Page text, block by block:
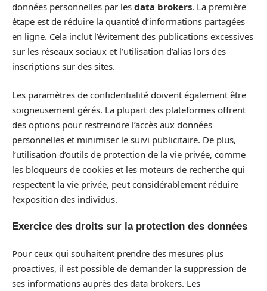
données personnelles par les data brokers. La première
étape est de réduire la quantité d’informations partagées
en ligne. Cela inclut l’évitement des publications excessives
sur les réseaux sociaux et l’utilisation d’alias lors des
inscriptions sur des sites.
Les paramètres de confidentialité doivent également être
soigneusement gérés. La plupart des plateformes offrent
des options pour restreindre l’accès aux données
personnelles et minimiser le suivi publicitaire. De plus,
l’utilisation d’outils de protection de la vie privée, comme
les bloqueurs de cookies et les moteurs de recherche qui
respectent la vie privée, peut considérablement réduire
l’exposition des individus.
Exercice des droits sur la protection des données
Pour ceux qui souhaitent prendre des mesures plus
proactives, il est possible de demander la suppression de
ses informations auprès des data brokers. Les